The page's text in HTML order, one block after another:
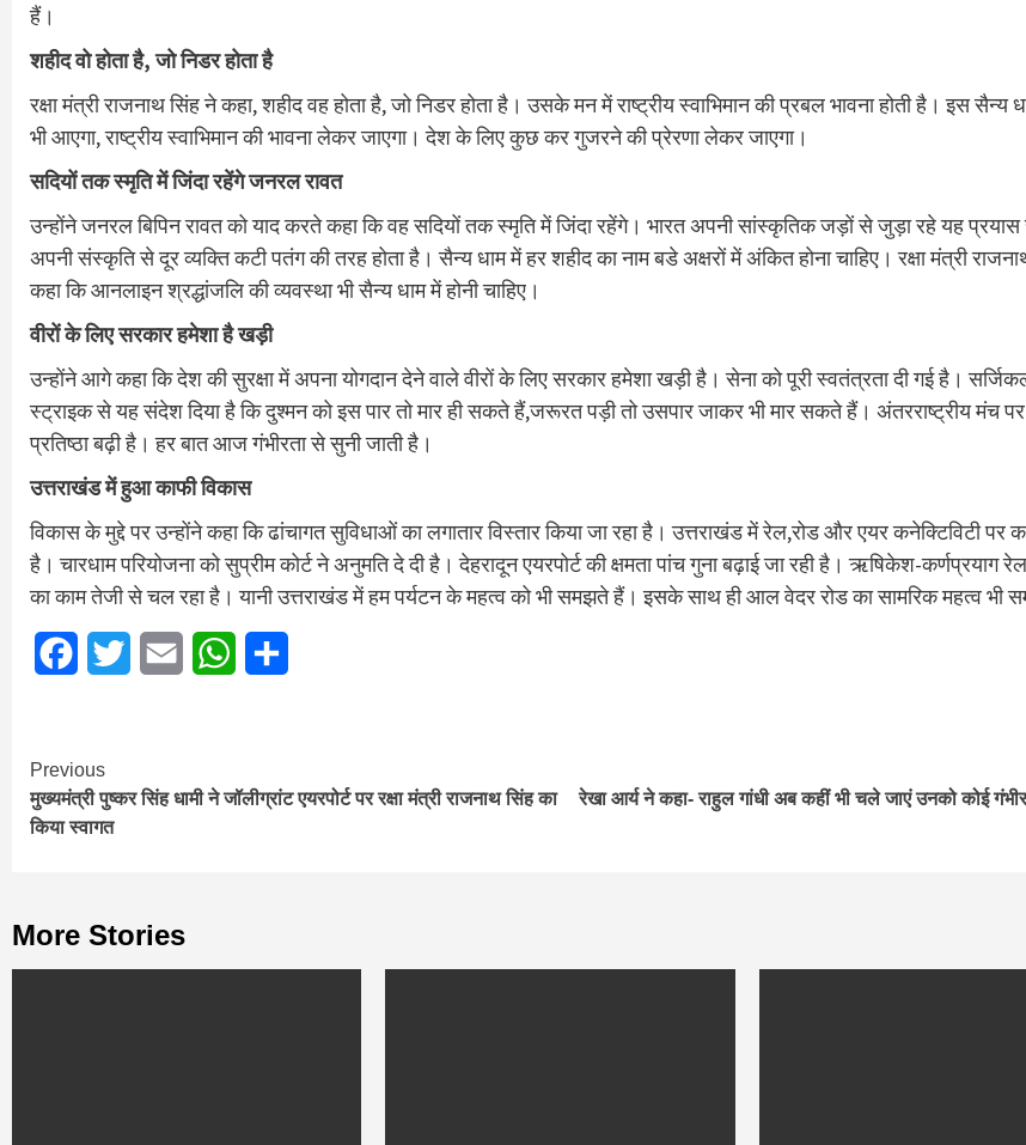
हैं।
शहीद वो होता है, जो निडर होता है
रक्षा मंत्री राजनाथ सिंह ने कहा, शहीद वह होता है, जो निडर होता है। उसके मन में राष्ट्रीय स्वाभिमान की प्रबल भावना होती है। इस सैन्य
भी आएगा, राष्ट्रीय स्वाभिमान की भावना लेकर जाएगा। देश के लिए कुछ कर गुजरने की प्रेरणा लेकर जाएगा।
सदियों तक स्मृति में जिंदा रहेंगे जनरल रावत
उन्होंने जनरल बिपिन रावत को याद करते कहा कि वह सदियों तक स्मृति में जिंदा रहेंगे। भारत अपनी सांस्कृतिक जड़ों से जुड़ा रहे यह प्रयास
अपनी संस्कृति से दूर व्यक्ति कटी पतंग की तरह होता है। सैन्य धाम में हर शहीद का नाम बडे अक्षरों में अंकित होना चाहिए। रक्षा मंत्री
कहा कि आनलाइन श्रद्धांजलि की व्यवस्था भी सैन्य धाम में होनी चाहिए।
वीरों के लिए सरकार हमेशा है खड़ी
उन्होंने आगे कहा कि देश की सुरक्षा में अपना योगदान देने वाले वीरों के लिए सरकार हमेशा खड़ी है। सेना को पूरी स्वतंत्रता दी गई है।
स्ट्राइक से यह संदेश दिया है कि दुश्मन को इस पार तो मार ही सकते हैं,जरूरत पड़ी तो उसपार जाकर भी मार सकते हैं। अंतरराष्ट्रीय मंच
प्रतिष्ठा बढ़ी है। हर बात आज गंभीरता से सुनी जाती है।
उत्तराखंड में हुआ काफी विकास
विकास के मुद्दे पर उन्होंने कहा कि ढांचागत सुविधाओं का लगातार विस्तार किया जा रहा है। उत्तराखंड में रेल,रोड और एयर कनेक्टिविटी पर
है। चारधाम परियोजना को सुप्रीम कोर्ट ने अनुमति दे दी है। देहरादून एयरपोर्ट की क्षमता पांच गुना बढ़ाई जा रही है। ऋषिकेश-कर्णप्रयाग
का काम तेजी से चल रहा है। यानी उत्तराखंड में हम पर्यटन के महत्व को भी समझते हैं। इसके साथ ही आल वेदर रोड का सामरिक महत्व भी
FacebookTwitter Email WhatsApp
Continue
Reading
Previous
मुख्यमंत्री पुष्कर सिंह धामी ने जॉलीग्रांट एयरपोर्ट पर रक्षा मंत्री राजनाथ सिंह का
किया स्वागत
रेखा आर्य ने कहा- राहुल गांधी अब कहीं भी चले जाएं उनको कोई
More Stories